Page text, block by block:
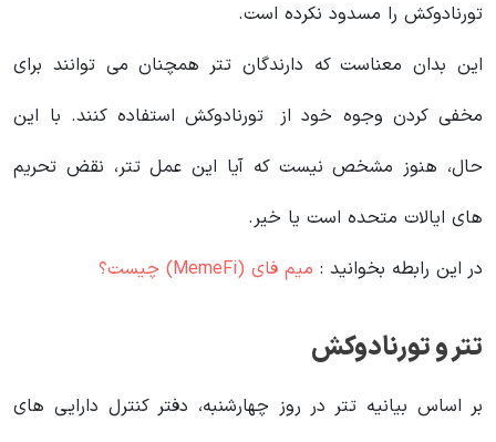
تورنادوکش را مسدود نکرده است.
این بدان معناست که دارندگان تتر همچنان می توانند برای
مخفی کردن وجوه خود از تورنادوکش استفاده کنند. با این
حال، هنوز مشخص نیست که آیا این عمل تتر، نقض تحریم‌
های ایالات متحده است یا خیر.
در این رابطه بخوانید‌ : میم فای (MemeFi) چیست؟
تتر و تورنادوکش
بر اساس بیانیه تتر در روز چهارشنبه، دفتر کنترل دارایی های